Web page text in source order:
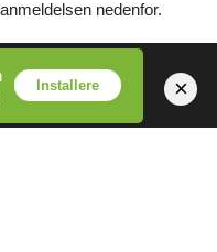
nedenfor.
og også tilfredsstille hvor
kan du legge dem til i
Installere ×